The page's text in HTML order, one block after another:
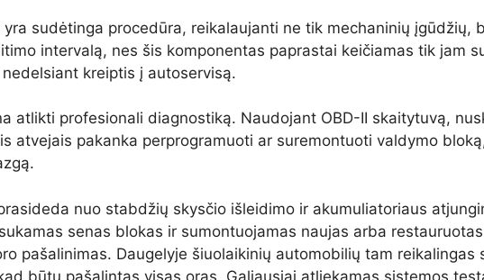
yra sudėtinga procedūra, reikalaujanti ne tik mechaninių
intervalą, nes šis komponentas paprastai keičiamas tik jam
kreiptis į autoservisą.
atlikti profesionali diagnostiką. Naudojant OBD-II skaitytuvą,
atvejais pakanka perprogramuoti ar suremontuoti valdymo
nuo stabdžių skysčio išleidimo ir akumuliatoriaus
senas blokas ir sumontuojamas naujas arba
pašalinimas. Daugelyje šiuolaikinių automobilių tam
būtų pašalintas visas oras. Galiausiai atliekamas sistemos